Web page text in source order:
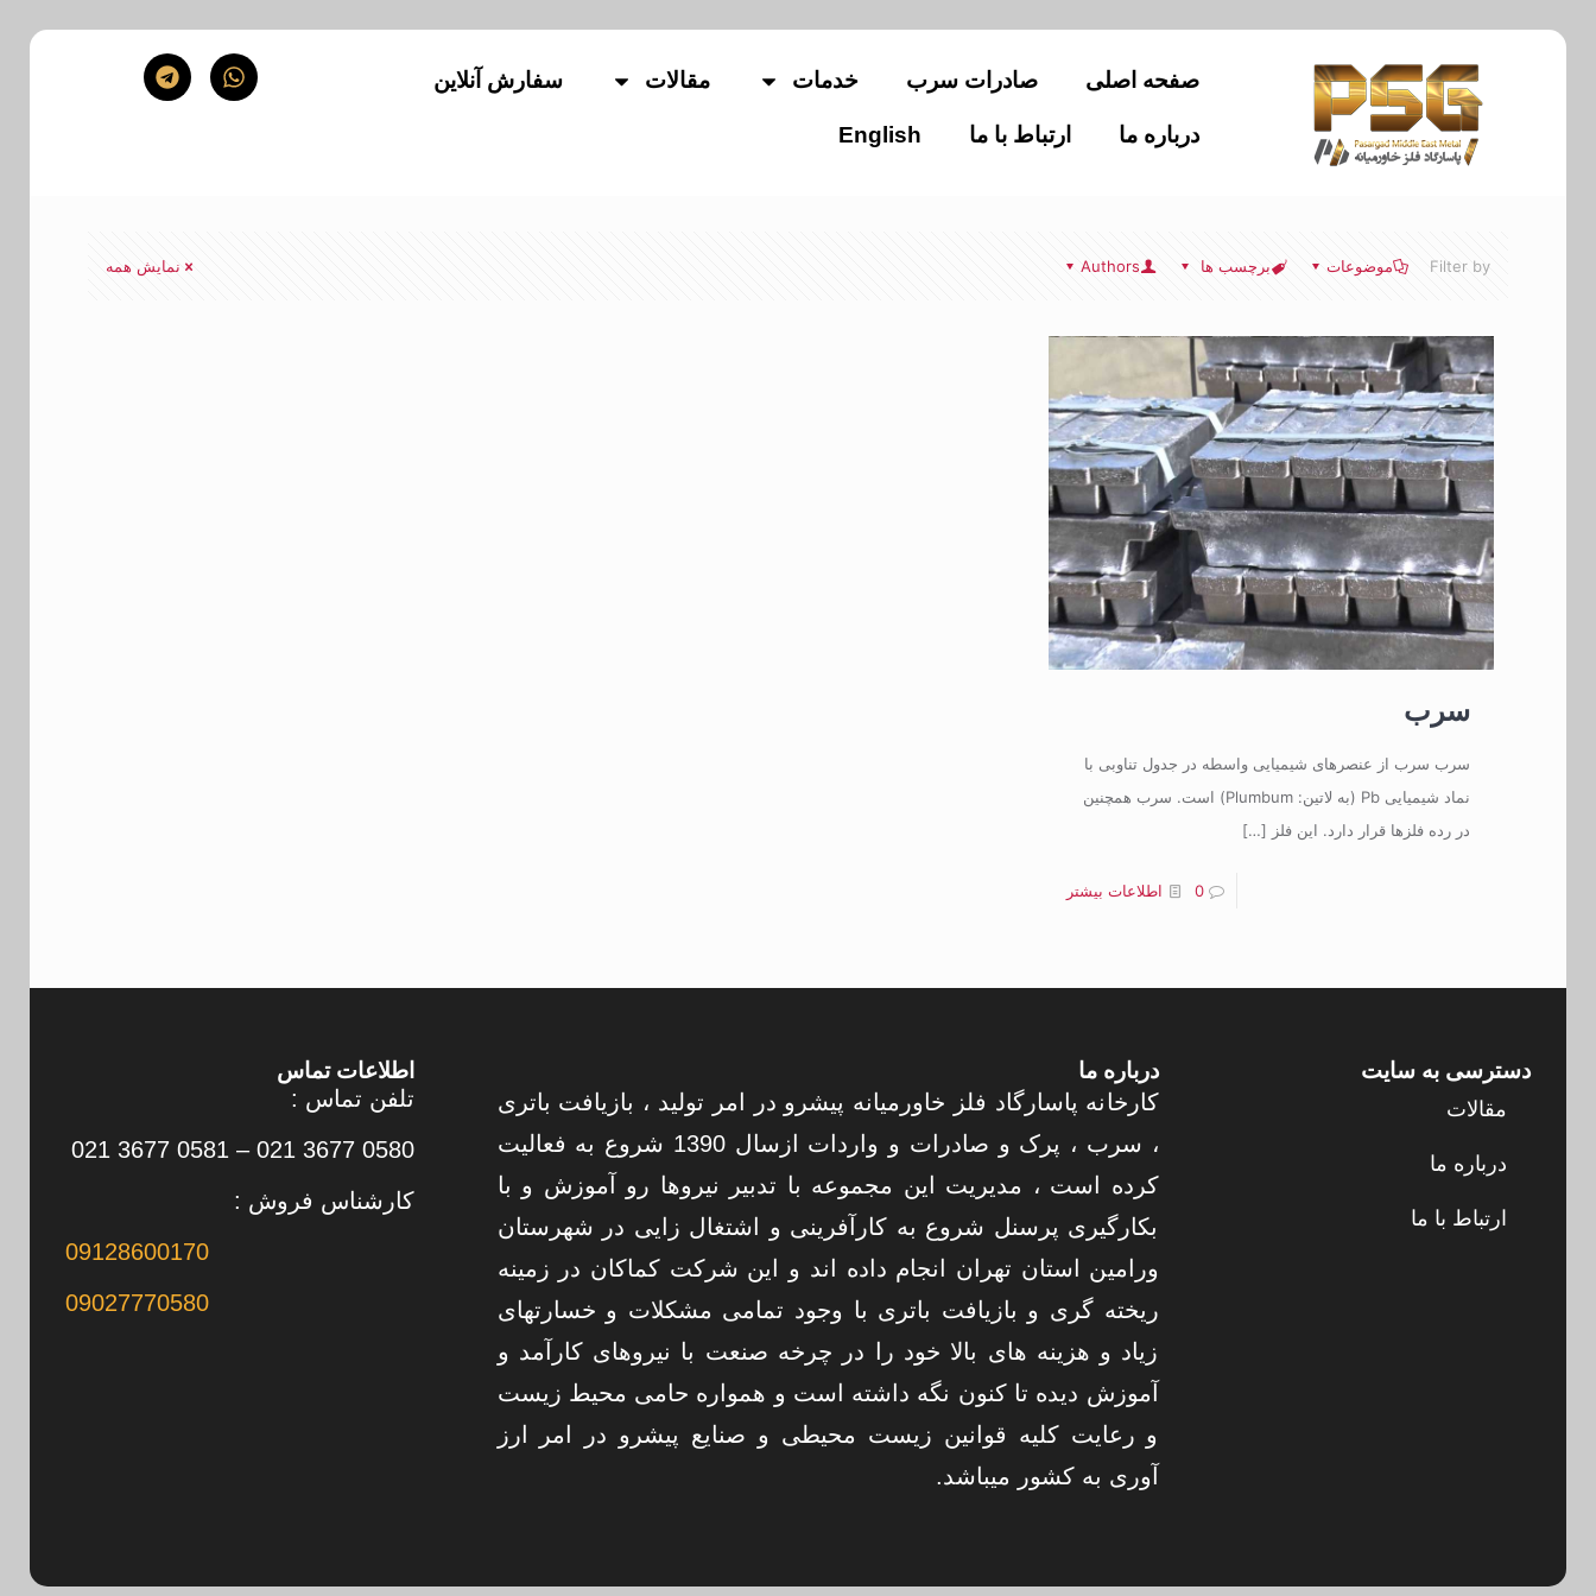
صفحه اصلی صادرات سرب خدمات مقالات سفارش آنلاین
درباره ما ارتباط با ما English
Filter by موضوعات برچسب ها Authors نمایش همه
سرب
سرب سرب از عنصرهای شیمیایی واسطه در جدول تناوبی با
نماد شیمیایی Pb (به لاتین: Plumbum) است. سرب همچنین
در رده فلزها قرار دارد. این فلز […]
0 اطلاعات بیشتر
دسترسی به سایت
مقالات
درباره ما
ارتباط با ما
درباره ما
کارخانه پاسارگاد فلز خاورمیانه پیشرو در امر تولید ، بازیافت باتری
، سرب ، پرک و صادرات و واردات ازسال 1390 شروع به فعالیت
کرده است ، مدیریت این مجموعه با تدبیر نیروها رو آموزش و با
بکارگیری پرسنل شروع به کارآفرینی و اشتغال زایی در شهرستان
ورامین استان تهران انجام داده اند و این شرکت کماکان در زمینه
ریخته گری و بازیافت باتری با وجود تمامی مشکلات و خسارتهای
زیاد و هزینه های بالا خود را در چرخه صنعت با نیروهای کارآمد و
آموزش دیده تا کنون نگه داشته است و همواره حامی محیط زیست
و رعایت کلیه قوانین زیست محیطی و صنایع پیشرو در امر ارز
آوری به کشور میباشد.
اطلاعات تماس
تلفن تماس :
0580 3677 021 – 0581 3677 021
کارشناس فروش :
09128600170
09027770580